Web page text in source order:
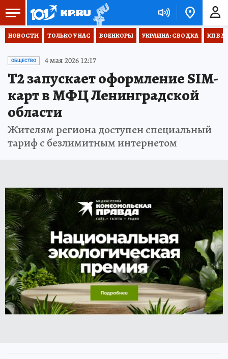
НОВОСТИ ТОЛЬКО У НАС ВОЕНКОРЫ УКРАИНА: СВОДКА КП В
ОБЩЕСТВО 4 мая 2026 12:17
Т2 запускает оформление SIM-
карт в МФЦ Ленинградской
области
Жителям региона доступен специальный
тариф с безлимитным интернетом